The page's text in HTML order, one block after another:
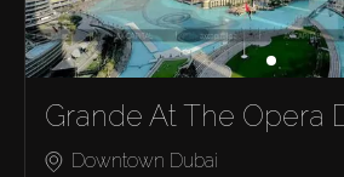
Grande At The Opera
Downtown Dubai